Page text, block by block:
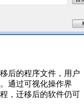
后的程序文件，用户
通过可视化操作界
，迁移后的软件仍可